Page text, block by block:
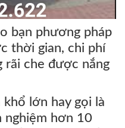
bạn phương pháp
thời gian, chi phí
rãi che được nắng
lớn hay gọi là
nghiệm hơn 10